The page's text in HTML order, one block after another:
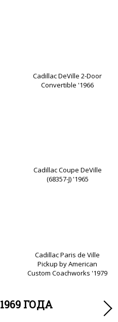
Cadillac DeVille 2-Door
Convertible '1966
Cadillac Coupe DeVille
(68357-J) '1965
Cadillac Paris de Ville
Pickup by American
Custom Coachworks '1979
ГОДА